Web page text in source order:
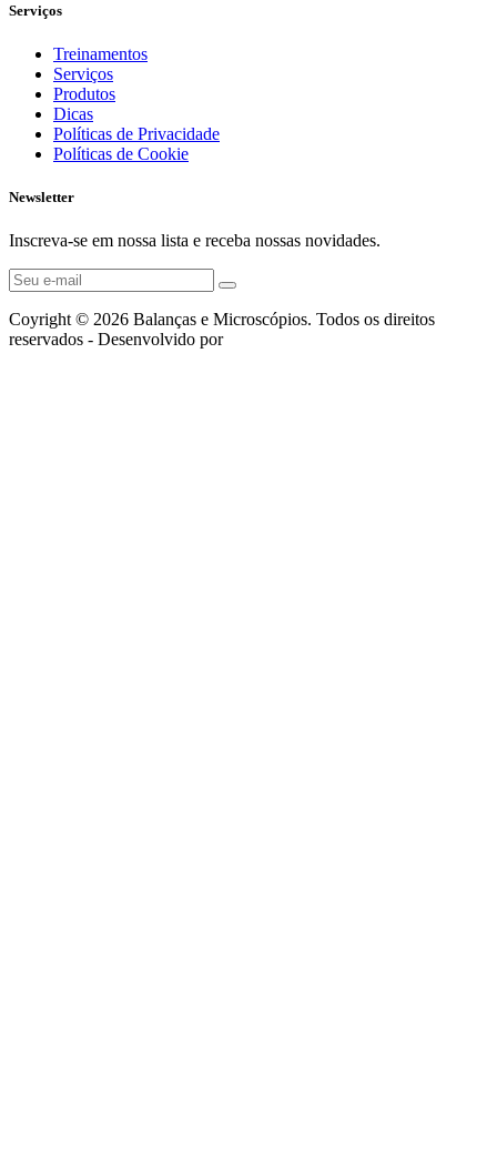
Serviços
Treinamentos
Serviços
Produtos
Dicas
Políticas de Privacidade
Políticas de Cookie
Newsletter
Inscreva-se em nossa lista e receba nossas novidades.
Coyright © 2026 Balanças e Microscópios. Todos os direitos
reservados - Desenvolvido por